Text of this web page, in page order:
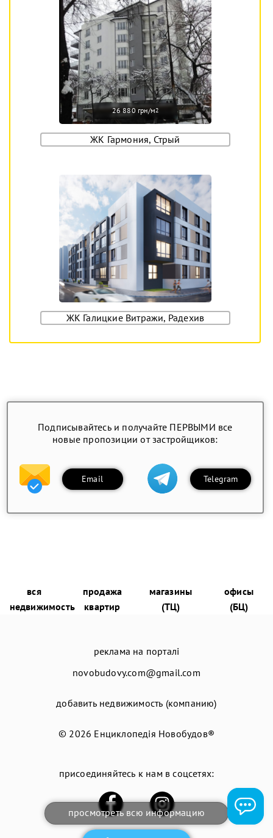
просмотреть всю информацию
26 880 грн/м2
ЖК Гармония, Стрый
ЖК Галицкие Витражи, Радехив
Подписывайтесь и получайте ПЕРВЫМИ все
новые пропозиции от застройщиков:
Email Telegram
вся
недвижимость
продажа
квартир
магазины
(ТЦ)
офисы
(БЦ)
реклама на порталі
novobudovy.com@gmail.com
добавить недвижимость (компанию)
© 2026 Енциклопедія Новобудов®
присоединяйтесь к нам в соцсетях: